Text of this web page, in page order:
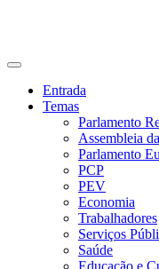
Entrada
Temas
Parlamento
Assembleia
Parlamento
PCP
PEV
Economia
Trabalhadores
Serviços
Saúde
Educação e